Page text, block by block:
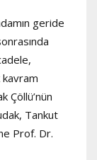
geride
kavram
Çöllü’nün
Tankut
Prof. Dr.